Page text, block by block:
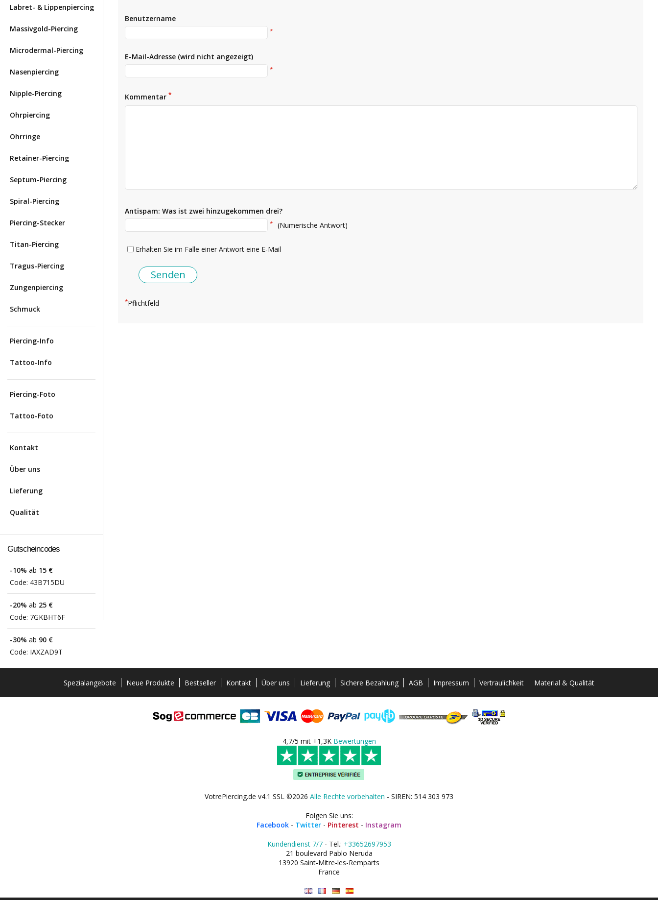
Labret- & Lippenpiercing
Massivgold-Piercing
Microdermal-Piercing
Nasenpiercing
Nipple-Piercing
Ohrpiercing
Ohrringe
Retainer-Piercing
Septum-Piercing
Spiral-Piercing
Piercing-Stecker
Titan-Piercing
Tragus-Piercing
Zungenpiercing
Schmuck
Piercing-Info
Tattoo-Info
Piercing-Foto
Tattoo-Foto
Kontakt
Über uns
Lieferung
Qualität
Gutscheincodes
-10% ab 15 €
Code: 43B715DU
-20% ab 25 €
Code: 7GKBHT6F
-30% ab 90 €
Code: IAXZAD9T
Benutzername
*
E-Mail-Adresse (wird nicht angezeigt)
*
Kommentar *
Antispam: Was ist zwei hinzugekommen drei?
* (Numerische Antwort)
Erhalten Sie im Falle einer Antwort eine E-Mail
*Pflichtfeld
Spezialangebote Neue Produkte Bestseller Kontakt Über uns Lieferung Sichere Bezahlung AGB Impressum Vertraulichkeit Material & Qualität
4,7/5 mit +1,3K Bewertungen
VotrePiercing.de v4.1 SSL ©2026 Alle Rechte vorbehalten - SIREN: 514 303 973
Folgen Sie uns:
Facebook - Twitter - Pinterest - Instagram
Kundendienst 7/7- Tel.: +33652697953
21 boulevard Pablo Neruda
13920 Saint-Mitre-les-Remparts
France